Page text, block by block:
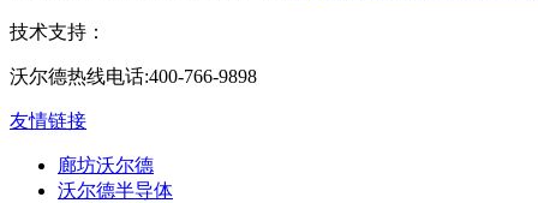
技术支持：
沃尔德热线电话:400-766-9898
友情链接
廊坊沃尔德
沃尔德半导体